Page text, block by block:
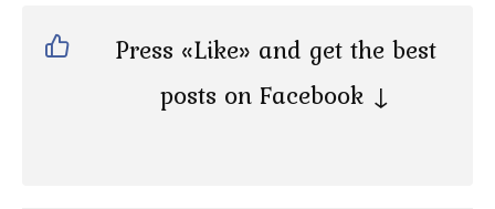
Press «Like» and get the best
posts on Facebook ↓